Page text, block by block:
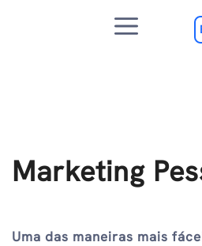
Menu
Marketing
Uma das maneiras mais